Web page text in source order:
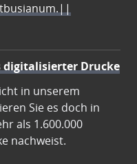
digitalisierter Drucke
in unserem
Sie es doch in
als 1.600.000
nachweist.